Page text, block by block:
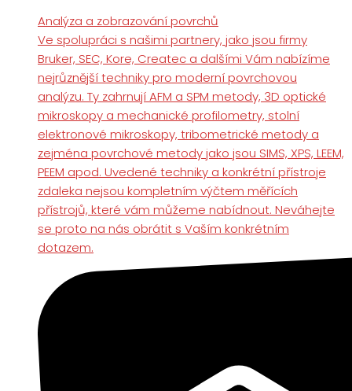
Analýza a zobrazování povrchů
Ve spolupráci s našimi partnery, jako jsou firmy
Bruker, SEC, Kore, Createc a dalšími Vám nabízíme
nejrůznější techniky pro moderní povrchovou
analýzu. Ty zahrnují AFM a SPM metody, 3D optické
mikroskopy a mechanické profilometry, stolní
elektronové mikroskopy, tribometrické metody a
zejména povrchové metody jako jsou SIMS, XPS, LEEM,
PEEM apod. Uvedené techniky a konkrétní přístroje
zdaleka nejsou kompletním výčtem měřících
přístrojů, které vám můžeme nabídnout. Neváhejte
se proto na nás obrátit s Vaším konkrétním
dotazem.